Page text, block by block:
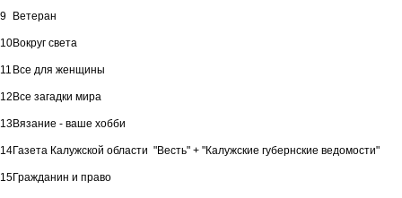
9 Ветеран
10Вокруг света
11 Все для женщины
12 Все загадки мира
13Вязание - ваше хобби
14Газета Калужской области "Весть" + "Калужские губернские ведомости"
15Гражданин и право